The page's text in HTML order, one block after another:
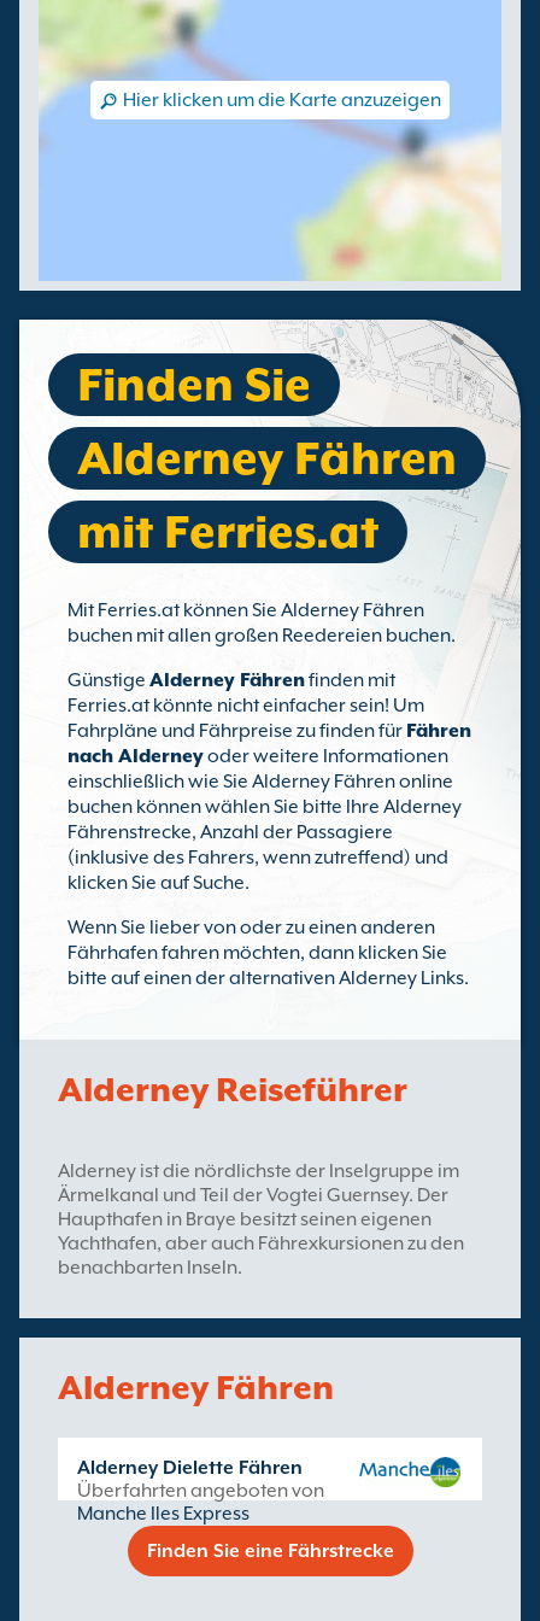
Hier klicken um die Karte anzuzeigen
Finden Sie
Alderney Fähren
mit Ferries.at
Mit Ferries.at können Sie Alderney Fähren
buchen mit allen großen Reedereien buchen.
Günstige Alderney Fährenfinden mit
Ferries.at könnte nicht einfacher sein! Um
Fahrpläne und Fährpreise zu finden für Fähren
nach Alderneyoder weitere Informationen
einschließlich wie Sie Alderney Fähren online
buchen können wählen Sie bitte Ihre Alderney
Fährenstrecke, Anzahl der Passagiere
(inklusive des Fahrers, wenn zutreffend) und
klicken Sie auf Suche.
Wenn Sie lieber von oder zu einen anderen
Fährhafen fahren möchten, dann klicken Sie
bitte auf einen der alternativen Alderney Links.
Alderney Reiseführer
Alderney ist die nördlichste der Inselgruppe im
Ärmelkanal und Teil der Vogtei Guernsey. Der
Haupthafen in Braye besitzt seinen eigenen
Yachthafen, aber auch Fährexkursionen zu den
benachbarten Inseln.
Alderney Fähren
Alderney Dielette Fähren
Überfahrten angeboten von
Manche Iles Express
Finden Sie eine Fährstrecke